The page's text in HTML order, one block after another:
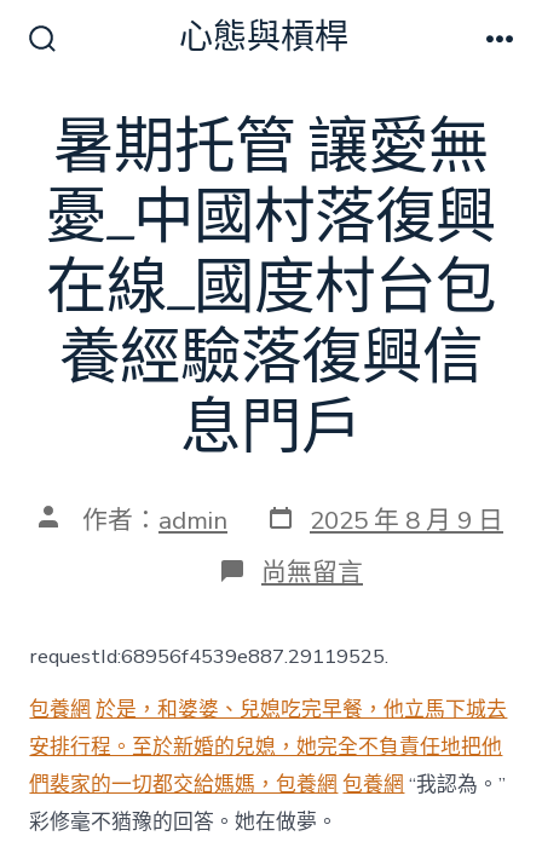
切
換
開
關
心態與槓桿
暑期托管 讓愛無
憂_中國村落復興
在線_國度村台包
養經驗落復興信
息門戶
文 作者： admin 發
表
日
期
2025 年 8 月 9 日
在
〈暑
托
管
讓
愛
無
憂
_
中
國
尚無留言
requestId:68956f4539e887.29119525.
包養網 於是，和婆婆、兒媳吃完早餐，他立馬下城去
安排行程。至於新婚的兒媳，她完全不負責任地把他
們裴家的一切都交給媽媽，包養網 包養網 “我認為。”
彩修毫不猶豫的回答。她在做夢。